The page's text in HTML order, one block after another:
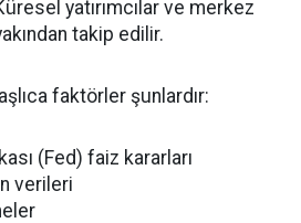
yatırımcılar ve merkez
takip edilir.
faktörler şunlardır:
(Fed) faiz kararları
verileri